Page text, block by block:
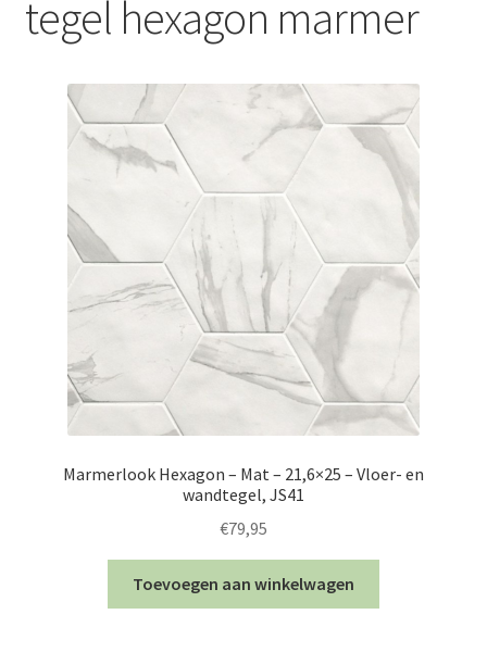
Contact
tegel hexagon marmer
Marmerlook Hexagon – Mat – 21,6×25 – Vloer- en
wandtegel, JS41
€79,95
Toevoegen aan winkelwagen